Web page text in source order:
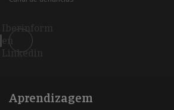
Iberinform
en
Linkedin
Aprendizagem